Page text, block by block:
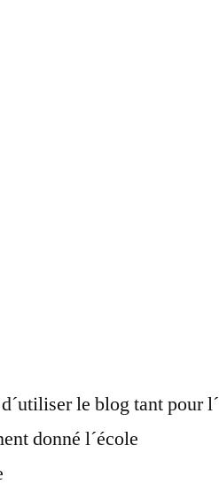
le blog tant pour l´
donné l´école